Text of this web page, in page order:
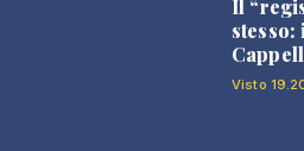
Il
stesso:
Visto